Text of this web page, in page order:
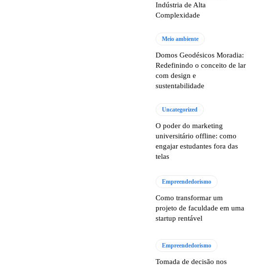
Indústria de Alta
Complexidade
Meio ambiente
Domos Geodésicos Moradia:
Redefinindo o conceito de lar
com design e
sustentabilidade
Uncategorized
O poder do marketing
universitário offline: como
engajar estudantes fora das
telas
Empreendedorismo
Como transformar um
projeto de faculdade em uma
startup rentável
Empreendedorismo
Tomada de decisão nos